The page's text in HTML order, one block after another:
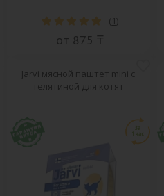
( 1)
от 875 ₸
Jarvi мясной паштет mini с
телятиной для котят